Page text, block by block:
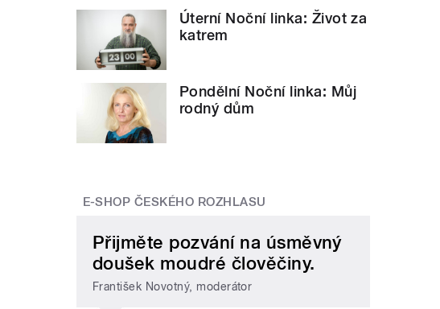
Úterní Noční linka: Život za
katrem
Pondělní Noční linka: Můj
rodný dům
E-SHOP ČESKÉHO ROZHLASU
Přijměte pozvání na úsměvný
doušek moudré člověčiny.
František Novotný, moderátor